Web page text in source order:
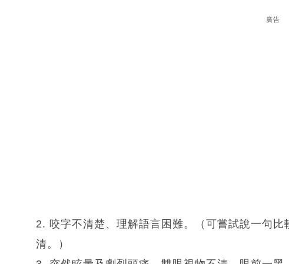
廣告
2. 咬字不清楚、理解語言困難。（可嘗試說一句
清。）